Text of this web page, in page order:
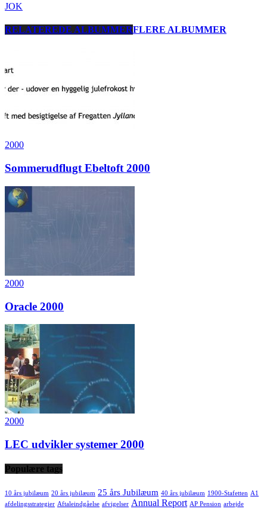
JOK
RELATEREDE ALBUMMERFLERE ALBUMMER
2000
Sommerudflugt Ebeltoft 2000
2000
Oracle 2000
2000
LEC udvikler systemer 2000
Populære tags
10 års jubilæum 20 års jubilæum 25 års Jubilæum 40 års jubilæum 1900-Stafetten A1
afdelingsstrategier Aftaleindgåelse afvigelser Annual Report AP Pension arbejde